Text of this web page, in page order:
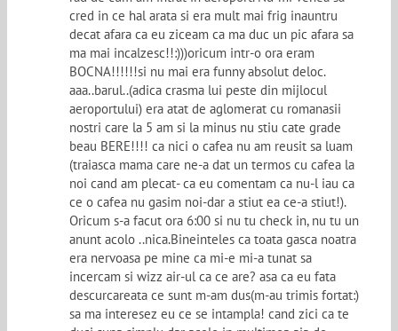
cred in ce hal arata si era mult mai frig inauntru
decat afara ca eu ziceam ca ma duc un pic afara sa
ma mai incalzesc!!:)))oricum intr-o ora eram
BOCNA!!!!!!si nu mai era funny absolut deloc.
aaa..barul..(adica crasma lui peste din mijlocul
aeroportului) era atat de aglomerat cu romanasii
nostri care la 5 am si la minus nu stiu cate grade
beau BERE!!!! ca nici o cafea nu am reusit sa luam
(traiasca mama care ne-a dat un termos cu cafea la
noi cand am plecat- ca eu comentam ca nu-l iau ca
ce o cafea nu gasim noi-dar a stiut ea ce-a stiut!).
Oricum s-a facut ora 6:00 si nu tu check in, nu tu un
anunt acolo ..nica.Bineinteles ca toata gasca noatra
era nervoasa pe mine ca mi-e mi-a tunat sa
incercam si wizz air-ul ca ce are? asa ca eu fata
descurcareata ce sunt m-am dus(m-au trimis fortat:)
sa ma interesez eu ce se intampla! cand zici ca te